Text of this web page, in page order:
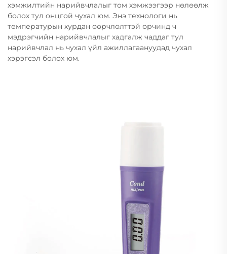
хэмжилтийн нарийвчлалыг том хэмжээгээр нөлөөлж
болох тул онцгой чухал юм. Энэ технологи нь
температурын хурдан өөрчлөлттэй орчинд ч
мэдрэгчийн нарийвчлалыг хадгалж чаддаг тул
нарийвчлал нь чухал үйл ажиллагаануудад чухал
хэрэгсэл болох юм.